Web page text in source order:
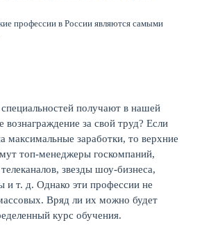
КАРТЫ
профессии в России являются самыми
получают в нашей
вознаграждение за свой труд? Если
максимальные заработки, то верхние
топ-менеджеры госкомпаний,
звезды шоу-бизнеса,
и т. д. Однако эти профессии не
Вряд ли их можно будет
курс обучения.